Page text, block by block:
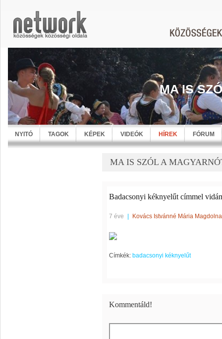
MA IS
NYITÓ TAGOK KÉPEK VIDEÓK HÍREK FÓRUM
MA IS SZÓL A
Badacsonyi kéknyelűt címmel
7 éve Kovács Istvánné Mária Magdolna
Címkék: badacsonyi kéknyelűt
Kommentáld!